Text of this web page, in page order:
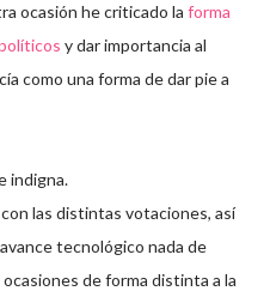
ocasión he criticado la forma
y dar importancia al
como una forma de dar pie a
indigna.
las distintas votaciones, así
tecnológico nada de
de forma distinta a la